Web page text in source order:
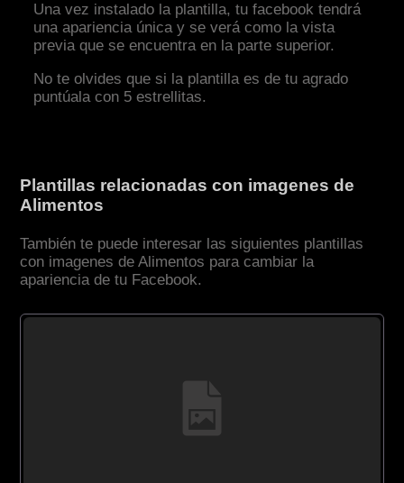
Una vez instalado la plantilla, tu facebook tendrá
una apariencia única y se verá como la vista
previa que se encuentra en la parte superior.
No te olvides que si la plantilla es de tu agrado
puntúala con 5 estrellitas.
Plantillas relacionadas con imagenes de
Alimentos
También te puede interesar las siguientes plantillas
con imagenes de Alimentos para cambiar la
apariencia de tu Facebook.